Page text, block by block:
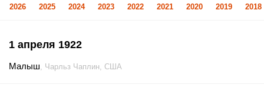
2026 2025 2024 2023 2022 2021 2020 2019 2018
1 апреля 1922
Малыш, Чарльз Чаплин, США